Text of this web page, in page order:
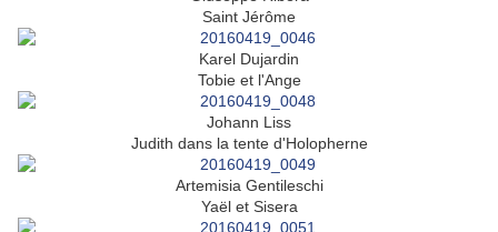
Saint Jérôme
Karel Dujardin
Tobie et l'Ange
Johann Liss
Judith dans la tente d'Holopherne
Artemisia Gentileschi
Yaël et Sisera